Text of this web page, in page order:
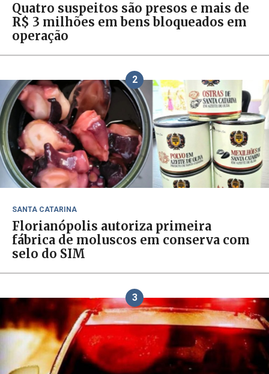
Quatro suspeitos são presos e mais de
R$ 3 milhões em bens bloqueados em
operação
2
SANTA CATARINA
Florianópolis autoriza primeira
fábrica de moluscos em conserva com
selo do SIM
3